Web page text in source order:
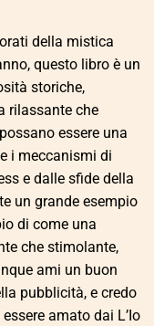
della mistica
questo libro è un
storiche,
rilassante che
essere una
i meccanismi di
e dalle sfide della
un grande esempio
di come una
che stimolante,
ami un buon
pubblicità, e credo
amato dai L’Io